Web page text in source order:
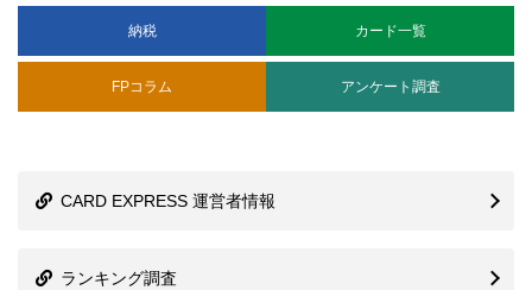
納税 カード一覧
FPコラム アンケート調査
CARD EXPRESS 運営者情報
ランキング調査